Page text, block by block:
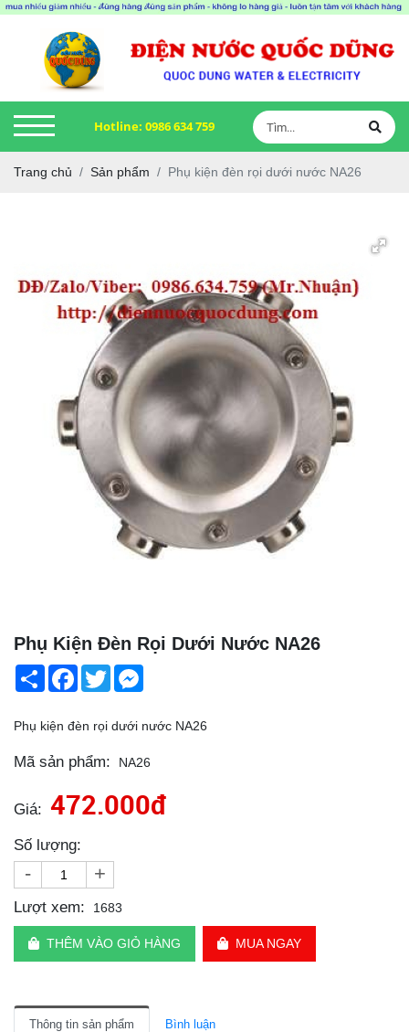
Hotline: 0986 634 759
Trang chủ Sản phẩm Phụ kiện đèn rọi dưới nước NA26
Phụ Kiện Đèn Rọi Dưới Nước NA26
Share Facebook
Twitter
Phụ kiện đèn rọi dưới nước NA26
Mã sản phẩm: NA26
Giá: 472.000đ
Số lượng:
- +
Lượt xem: 1683
THÊM VÀO GIỎ HÀNG MUA NGAY
Thông tin sản phẩm Bình luận